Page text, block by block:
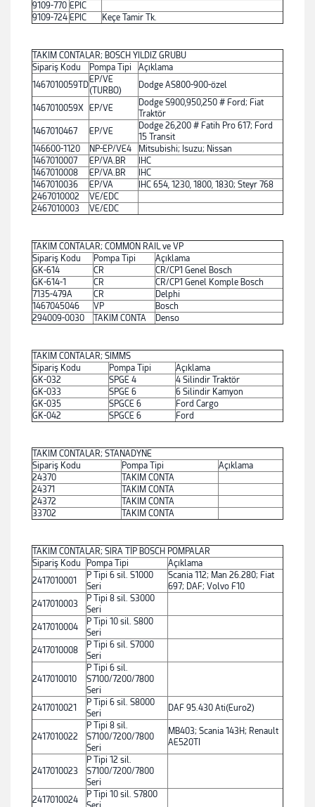
9109-770 EPIC
9109-724 EPIC Keçe Tamir Tk.
TAKIM CONTALAR; BOSCH YILDIZ GRUBU
Sipariş Kodu
Pompa Tipi
Açıklama
1467010059TD
EP/VE
(TURBO)
Dodge AS800-900-özel
1467010059X EP/VE
Dodge S900,950,250 # Ford; Fiat
Traktör
1467010467
EP/VE
Dodge 26,200 # Fatih Pro 617; Ford
15 Transit
146600-1120
NP-EP/VE4
Mitsubishi; Isuzu; Nissan
1467010007
EP/VA.BR
IHC
1467010008
EP/VA.BR
IHC
1467010036
EP/VA
IHC 654, 1230, 1800, 1830; Steyr 768
2467010002
VE/EDC
2467010003
VE/EDC
TAKIM CONTALAR; COMMON RAIL ve VP
Sipariş Kodu
Pompa Tipi
Açıklama
GK-614
CR
CR/CP1 Genel Bosch
GK-614-1
CR
CR/CP1 Genel Komple Bosch
7135-479A
CR
Delphi
1467045046
VP
Bosch
294009-0030
TAKIM CONTA Denso
TAKIM CONTALAR; SIMMS
Sipariş Kodu
Pompa Tipi
Açıklama
GK-032
SPGE 4
4 Silindir Traktör
GK-033
SPGE 6
6 Silindir Kamyon
GK-035
SPGCE 6
Ford Cargo
GK-042
SPGCE 6 Ford
TAKIM CONTALAR; STANADYNE
Sipariş Kodu
Pompa Tipi
Açıklama
24370
TAKIM CONTA
24371
TAKIM CONTA
24372
TAKIM CONTA
33702
TAKIM CONTA
TAKIM CONTALAR; SIRA TİP BOSCH POMPALAR
Sipariş Kodu
Pompa Tipi
Açıklama
2417010001
P Tipi 6 sil. S1000
Seri
Scania 112; Man 26.280; Fiat
697; DAF; Volvo F10
2417010003
P Tipi 8 sil. S3000
Seri
2417010004
P Tipi 10 sil. S800
Seri
2417010008
P Tipi 6 sil. S7000
Seri
2417010010
P Tipi 6 sil.
S7100/7200/7800
Seri
2417010021
P Tipi 6 sil. S8000
Seri
DAF 95.430 Ati(Euro2)
2417010022
P Tipi 8 sil.
S7100/7200/7800
Seri
MB403; Scania 143H; Renault
AE520TI
2417010023
P Tipi 12 sil.
S7100/7200/7800
Seri
2417010024
P Tipi 10 sil. S7800